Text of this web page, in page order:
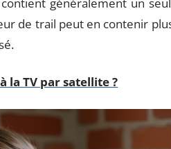
de trail peut en contenir
la TV par satellite ?